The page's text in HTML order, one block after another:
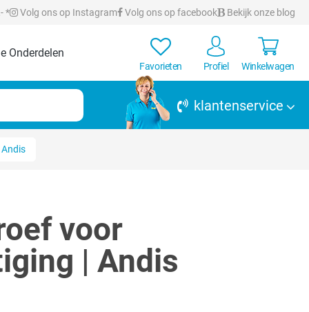
* Volg ons op Instagram Volg ons op facebook Bekijk onze blog
Onderdelen
Favorieten Profiel Winkelwagen
klantenservice
voor
| Andis